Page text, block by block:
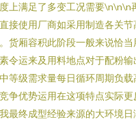
上满足了多变工况需要\n\n\n
接使用厂商如采用制造各关
货厢容积此阶段一般来说恰
令运来及用料地点对于配粉
等级需求量每日循环周期负
争优势运用在这项特点实际
最终成型经验来源的大环境